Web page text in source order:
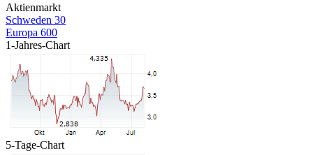
Aktienmarkt
Schweden 30
Europa 600
1-Jahres-Chart
5-Tage-Chart